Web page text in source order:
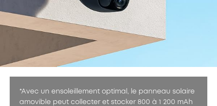
*Avec un ensoleillement optimal, le panneau solaire
amovible peut collecter et stocker 800 à 1 200 mAh